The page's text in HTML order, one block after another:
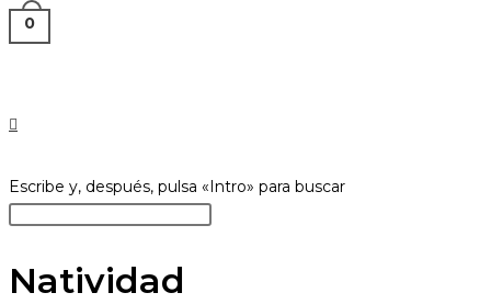
web
0
Buscar
en
web
Escribe y, después, pulsa «Intro» para buscar
Natividad